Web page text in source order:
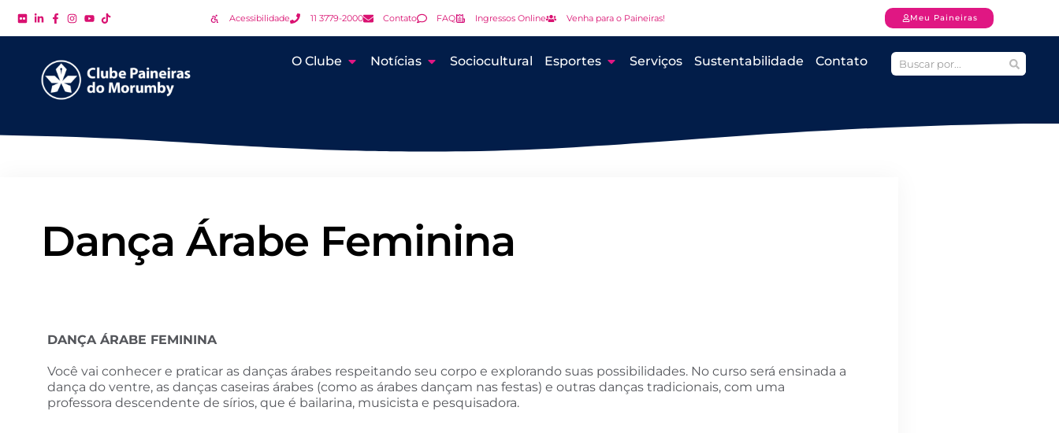
Acessibilidade 11 3779-2000 Contato FAQ Ingressos Online Venha para o Paineiras! Meu Paineiras
O Clube Notícias Sociocultural Esportes Serviços Sustentabilidade Contato
Dança Árabe Feminina
DANÇA ÁRABE FEMININA
Você vai conhecer e praticar as danças árabes respeitando seu corpo e explorando suas possibilidades. No curso será ensinada a
dança do ventre, as danças caseiras árabes (como as árabes dançam nas festas) e outras danças tradicionais, com uma
professora descendente de sírios, que é bailarina, musicista e pesquisadora.